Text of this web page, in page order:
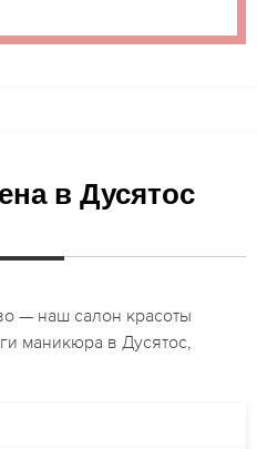
в Дусятос
— наш салон красоты
маникюра в Дусятос,